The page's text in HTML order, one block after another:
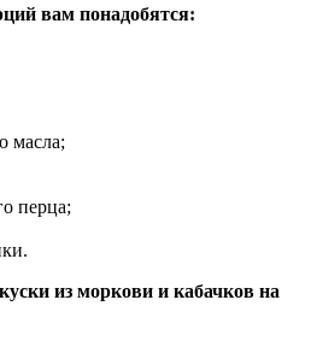
вам понадобятся:
масла;
перца;
из моркови и кабачков на